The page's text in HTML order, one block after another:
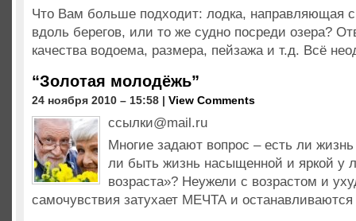
Что Вам больше подходит: лодка, направляющая
вдоль берегов, или то же судно посреди озера?
качества водоема, размера, пейзажа и т.д. Всё
“Золотая молодёжь”
24 ноября 2010 – 15:58 | View Comments
ссылки@mail.ru
Многие задают вопрос – есть ли
ли быть жизнь насыщенной и яркой у
возраста»? Неужели с возрастом и
самочувствия затухает МЕЧТА и